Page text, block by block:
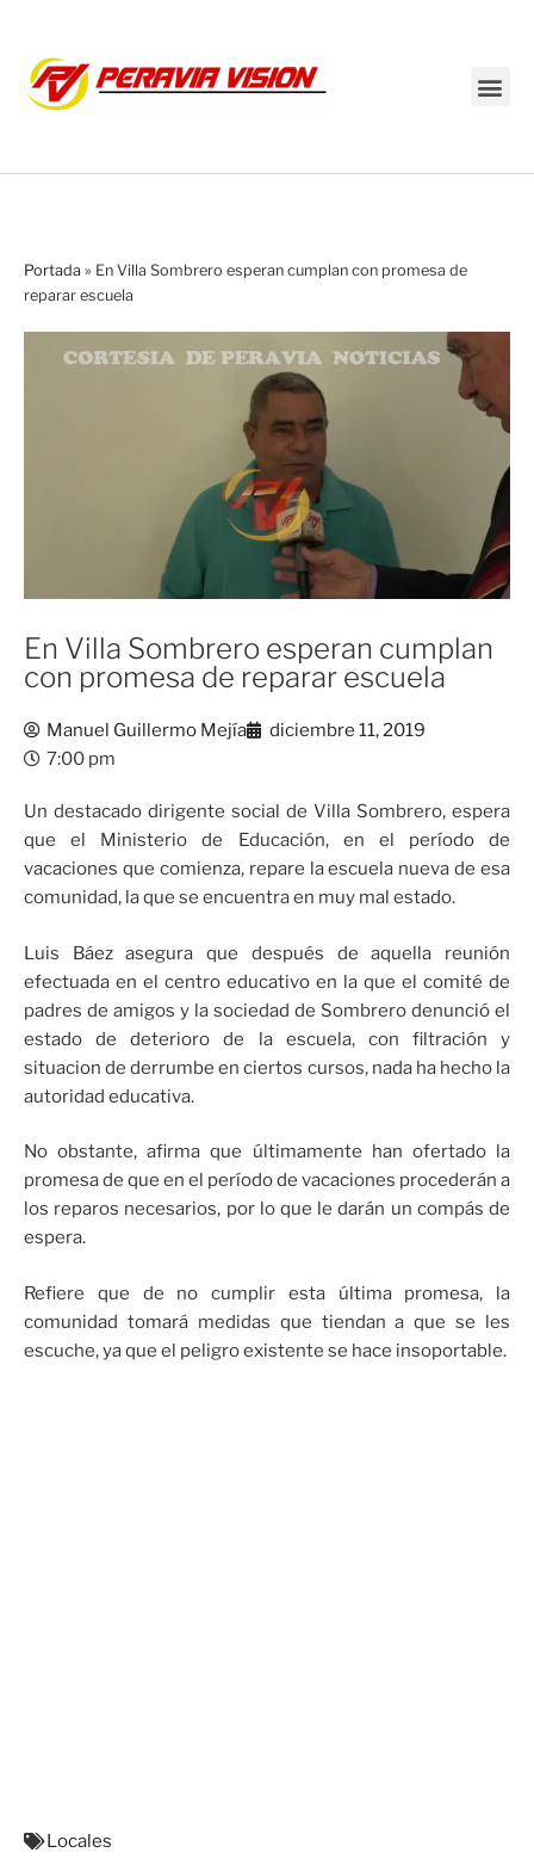
Portada » En Villa Sombrero esperan cumplan con promesa de
reparar escuela
En Villa Sombrero esperan cumplan
con promesa de reparar escuela
Manuel Guillermo Mejía
diciembre 11, 2019
7:00 pm
Un destacado dirigente social de Villa Sombrero, espera
que el Ministerio de Educación, en el período de
vacaciones que comienza, repare la escuela nueva de esa
comunidad, la que se encuentra en muy mal estado.
Luis Báez asegura que después de aquella reunión
efectuada en el centro educativo en la que el comité de
padres de amigos y la sociedad de Sombrero denunció el
estado de deterioro de la escuela, con filtración y
situacion de derrumbe en ciertos cursos, nada ha hecho la
autoridad educativa.
No obstante, afirma que últimamente han ofertado la
promesa de que en el período de vacaciones procederán a
los reparos necesarios, por lo que le darán un compás de
espera.
Refiere que de no cumplir esta última promesa, la
comunidad tomará medidas que tiendan a que se les
escuche, ya que el peligro existente se hace insoportable.
Locales